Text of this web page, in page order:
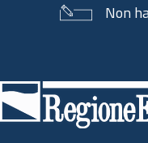
Non
di
pagina